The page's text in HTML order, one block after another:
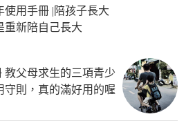
使用手冊 |陪孩子長大
重新陪自己長大
教父母求生的三項青少
守則，真的滿好用的喔